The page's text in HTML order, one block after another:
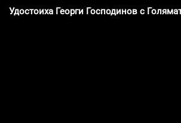
Удостоиха Георги Господинов с